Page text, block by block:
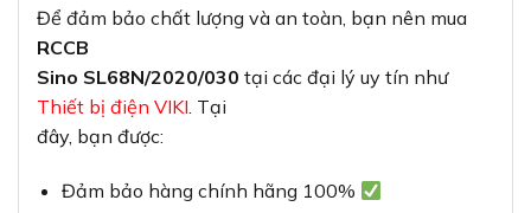
Để đảm bảo chất lượng và an toàn, bạn nên mua
RCCB
Sino SL68N/2020/030 tại các đại lý uy tín như
Thiết bị điện VIKI. Tại
đây, bạn được:
Đảm bảo hàng chính hãng 100%